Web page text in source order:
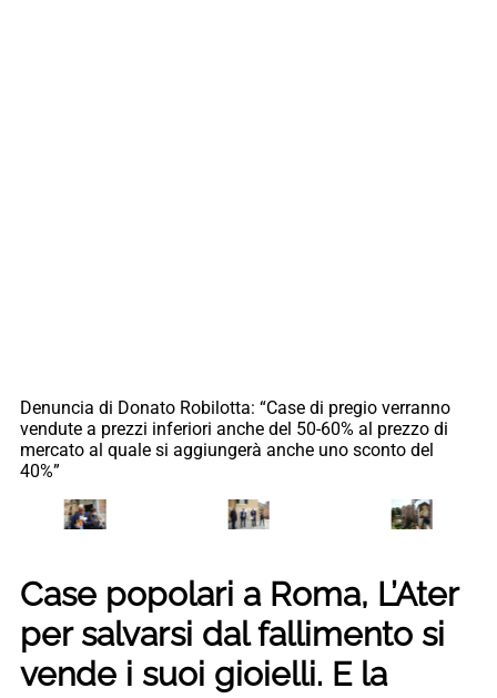
Denuncia di Donato Robilotta: “Case di pregio verranno
vendute a prezzi inferiori anche del 50-60% al prezzo di
mercato al quale si aggiungerà anche uno sconto del
40%”
Case popolari a Roma, L’Ater
per salvarsi dal fallimento si
vende i suoi gioielli. E la